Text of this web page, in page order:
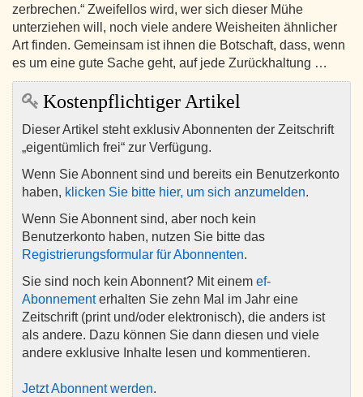
zerbrechen.“ Zweifellos wird, wer sich dieser Mühe
unterziehen will, noch viele andere Weisheiten ähnlicher
Art finden. Gemeinsam ist ihnen die Botschaft, dass, wenn
es um eine gute Sache geht, auf jede Zurückhaltung …
Kostenpflichtiger Artikel
Dieser Artikel steht exklusiv Abonnenten der Zeitschrift
„eigentümlich frei“ zur Verfügung.
Wenn Sie Abonnent sind und bereits ein Benutzerkonto
haben, klicken Sie bitte hier, um sich anzumelden.
Wenn Sie Abonnent sind, aber noch kein
Benutzerkonto haben, nutzen Sie bitte das
Registrierungsformular für Abonnenten.
Sie sind noch kein Abonnent? Mit einem ef-
Abonnementerhalten Sie zehn Mal im Jahr eine
Zeitschrift (print und/oder elektronisch), die anders ist
als andere. Dazu können Sie dann diesen und viele
andere exklusive Inhalte lesen und kommentieren.
Jetzt Abonnent werden.